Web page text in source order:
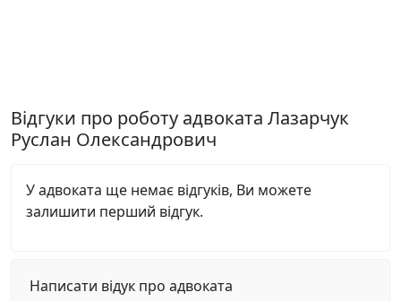
Відгуки про роботу адвоката Лазарчук
Руслан Олександрович
У адвоката ще немає відгуків, Ви можете
залишити перший відгук.
Написати відук про адвоката